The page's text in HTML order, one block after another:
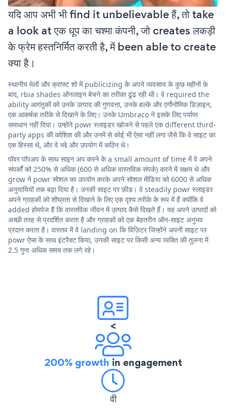
यदि आप अभी भी find it unbelievable हैं, तो take
a look at एक धूप का चश्मा कंपनी, जो creates लकड़ी
के फ्रेम हस्तनिर्मित करती है, में been able to create
क्या है।
स्थानीय मेलों और क्राफ्ट शो में publicizing के अपने व्यवसाय के कुछ महीनों के
बाद, rbia shades ऑनलाइन बेचने का तरीका ढूंढ रही थी। वे required the
ability आगंतुकों को उनके उत्पाद की गुणवत्ता, उनके हल्के और एर्गोनोमिक डिज़ाइन,
एक आकर्षक तरीके से दिखाने के लिए। उनके Umbraco ने इसके लिए पर्याप्त
समाधान नहीं दिया। उन्होंने powr स्लाइडर खोजने से पहले एक different third-
party apps की कोशिश की और उनमें से कोई भी ऐसा नहीं लगा जैसे कि वे साइट का
एक हिस्सा थे, और वे भद्दे और उपयोग में कठिन थे।
पॉवर पॉपअप के साथ साइन अप करने के a small amount of time में वे अपने
संपर्कों को 250% से अधिक (600 से अधिक वास्तविक संपर्क) करने में सक्षम थे और
grow ने powr सोशल का उपयोग करके अपने सोशल मीडिया को 6000 से अधिक
अनुयायियों तक बढ़ा दिया है। उनकी साइट पर फ़ीड। वे steadily powr स्लाइडर
अपने ग्राहकों को शीघ्रता से दिखाने के लिए एक दृश्य तरीके के रूप में हैं क्योंकि वे
added होमपेज हैं कि वास्तविक जीवन में उत्पाद कैसे दिखते हैं। यह अपने उत्पादों को
अच्छी तरह से प्रदर्शित करता है और ग्राहकों को एक बेहतरीन ऑन-साइट अनुभव
प्रदान करता है। वास्तव में वे landing on कि विज़िटर जिन्होंने अपनी साइट पर
powr ऐप्स के साथ इंटरैक्ट किया, उनकी साइट पर किसी अन्य व्यक्ति की तुलना में
2.5 गुना अधिक समय तक लगे रहे।
<
200% growth in engagement
वी